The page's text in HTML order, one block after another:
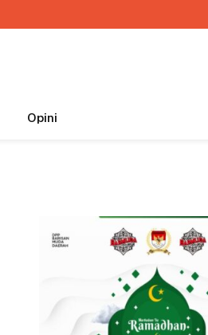
Opini